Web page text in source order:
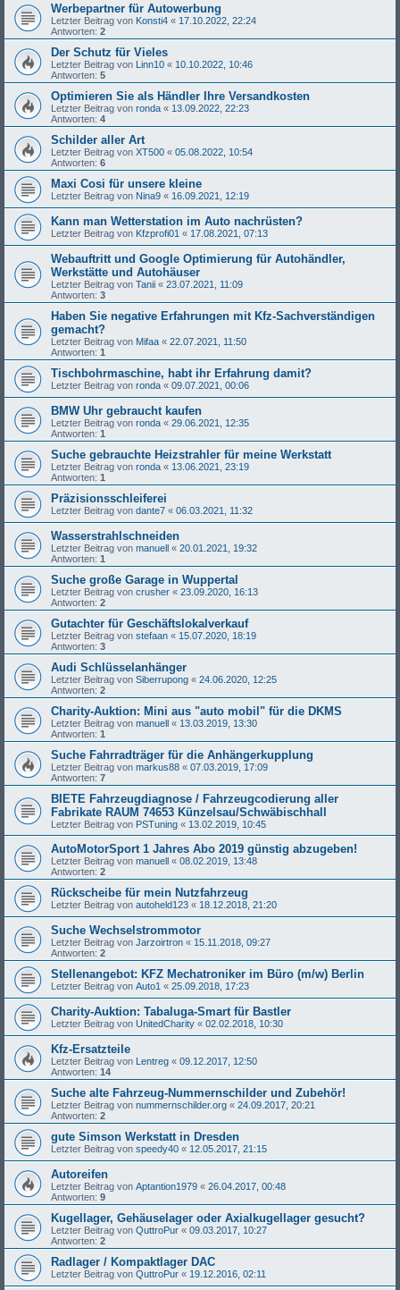
Werbepartner für Autowerbung
Letzter Beitrag von Konsti4 « 17.10.2022, 22:24
Antworten: 2
Der Schutz für Vieles
Letzter Beitrag von Linn10 « 10.10.2022, 10:46
Antworten: 5
Optimieren Sie als Händler Ihre Versandkosten
Letzter Beitrag von ronda « 13.09.2022, 22:23
Antworten: 4
Schilder aller Art
Letzter Beitrag von XT500 « 05.08.2022, 10:54
Antworten: 6
Maxi Cosi für unsere kleine
Letzter Beitrag von Nina9 « 16.09.2021, 12:19
Kann man Wetterstation im Auto nachrüsten?
Letzter Beitrag von Kfzprofi01 « 17.08.2021, 07:13
Webauftritt und Google Optimierung für Autohändler,
Werkstätte und Autohäuser
Letzter Beitrag von Tanii « 23.07.2021, 11:09
Antworten: 3
Haben Sie negative Erfahrungen mit Kfz-Sachverständigen
gemacht?
Letzter Beitrag von Mifaa « 22.07.2021, 11:50
Antworten: 1
Tischbohrmaschine, habt ihr Erfahrung damit?
Letzter Beitrag von ronda « 09.07.2021, 00:06
BMW Uhr gebraucht kaufen
Letzter Beitrag von ronda « 29.06.2021, 12:35
Antworten: 1
Suche gebrauchte Heizstrahler für meine Werkstatt
Letzter Beitrag von ronda « 13.06.2021, 23:19
Antworten: 1
Präzisionsschleiferei
Letzter Beitrag von dante7 « 06.03.2021, 11:32
Wasserstrahlschneiden
Letzter Beitrag von manuell « 20.01.2021, 19:32
Antworten: 1
Suche große Garage in Wuppertal
Letzter Beitrag von crusher « 23.09.2020, 16:13
Antworten: 2
Gutachter für Geschäftslokalverkauf
Letzter Beitrag von stefaan « 15.07.2020, 18:19
Antworten: 3
Audi Schlüsselanhänger
Letzter Beitrag von Siberrupong « 24.06.2020, 12:25
Antworten: 2
Charity-Auktion: Mini aus "auto mobil" für die DKMS
Letzter Beitrag von manuell « 13.03.2019, 13:30
Antworten: 1
Suche Fahrradträger für die Anhängerkupplung
Letzter Beitrag von markus88 « 07.03.2019, 17:09
Antworten: 7
BIETE Fahrzeugdiagnose / Fahrzeugcodierung aller
Fabrikate RAUM 74653 Künzelsau/Schwäbischhall
Letzter Beitrag von PSTuning « 13.02.2019, 10:45
AutoMotorSport 1 Jahres Abo 2019 günstig abzugeben!
Letzter Beitrag von manuell « 08.02.2019, 13:48
Antworten: 2
Rückscheibe für mein Nutzfahrzeug
Letzter Beitrag von autoheld123 « 18.12.2018, 21:20
Suche Wechselstrommotor
Letzter Beitrag von Jarzoirtron « 15.11.2018, 09:27
Antworten: 2
Stellenangebot: KFZ Mechatroniker im Büro (m/w) Berlin
Letzter Beitrag von Auto1 « 25.09.2018, 17:23
Charity-Auktion: Tabaluga-Smart für Bastler
Letzter Beitrag von UnitedCharity « 02.02.2018, 10:30
Kfz-Ersatzteile
Letzter Beitrag von Lentreg « 09.12.2017, 12:50
Antworten: 14
Suche alte Fahrzeug-Nummernschilder und Zubehör!
Letzter Beitrag von nummernschilder.org « 24.09.2017, 20:21
Antworten: 2
gute Simson Werkstatt in Dresden
Letzter Beitrag von speedy40 « 12.05.2017, 21:15
Autoreifen
Letzter Beitrag von Aptantion1979 « 26.04.2017, 00:48
Antworten: 9
Kugellager, Gehäuselager oder Axialkugellager gesucht?
Letzter Beitrag von QuttroPur « 09.03.2017, 10:27
Antworten: 2
Radlager / Kompaktlager DAC
Letzter Beitrag von QuttroPur « 19.12.2016, 02:11